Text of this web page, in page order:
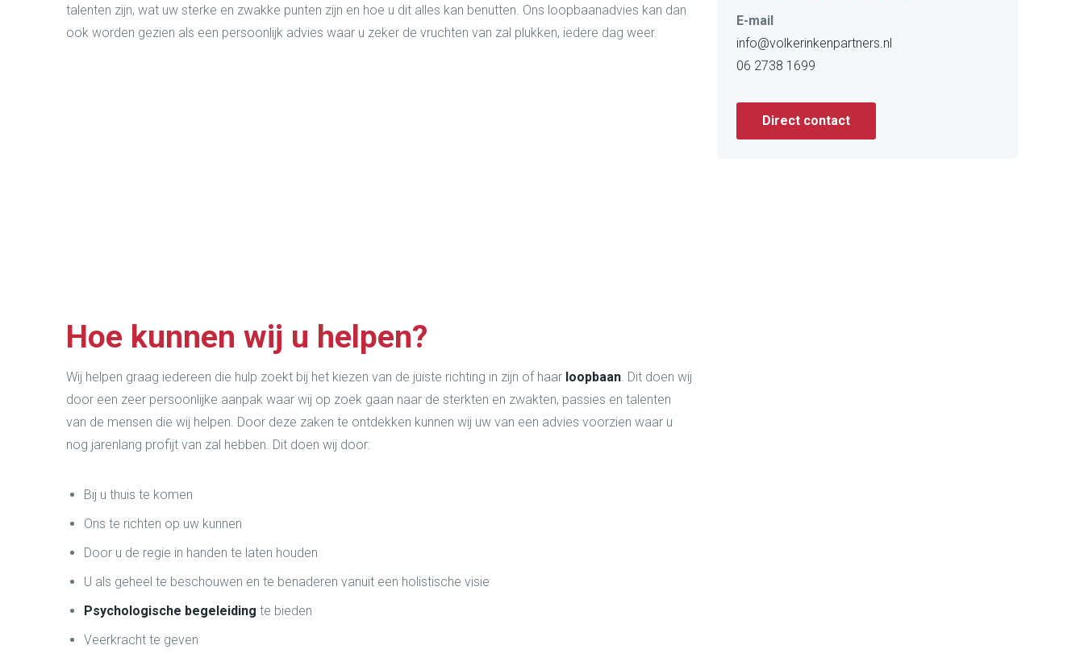
talenten zijn, wat uw sterke en zwakke punten zijn en hoe u dit alles kan benutten. Ons loopbaanadvies kan dan
ook worden gezien als een persoonlijk advies waar u zeker de vruchten van zal plukken, iedere dag weer.
Hoe kunnen wij u helpen?
Wij helpen graag iedereen die hulp zoekt bij het kiezen van de juiste richting in zijn of haar loopbaan. Dit doen wij
door een zeer persoonlijke aanpak waar wij op zoek gaan naar de sterkten en zwakten, passies en talenten
van de mensen die wij helpen. Door deze zaken te ontdekken kunnen wij uw van een advies voorzien waar u
nog jarenlang profijt van zal hebben. Dit doen wij door:
Bij u thuis te komen
Ons te richten op uw kunnen
Door u de regie in handen te laten houden
U als geheel te beschouwen en te benaderen vanuit een holistische visie
Psychologische begeleiding te bieden
Veerkracht te geven
E-mail
info@volkerinkenpartners.nl
06 2738 1699
Direct contact